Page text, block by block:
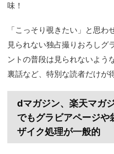
味！
「こっそり覗きたい」と思
見られない独占撮りおろしグ
ントの普段は見られないよう
裏話など、特別な読者だけが
dマガジン、楽天マガ
でもグラビアページや
ザイク処理が一般的